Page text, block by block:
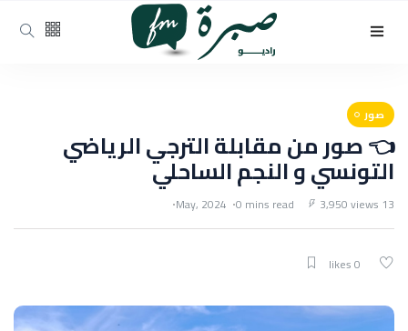
صور
👈 صور من مقابلة الترجي الرياضي
التونسي و النجم الساحلي
13 May, 2024
0 mins read 3,950 views